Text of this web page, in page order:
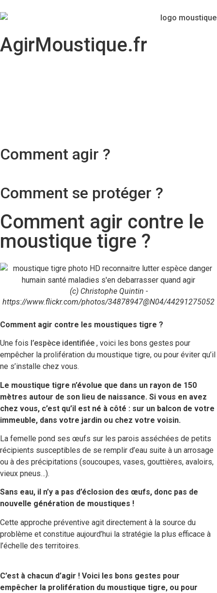
AgirMoustique.fr
Comment agir ?
Comment se protéger ?
Comment agir contre le
moustique tigre ?
(c) Christophe Quintin -
https://www.flickr.com/photos/34878947@N04/44291275052
Comment agir contre les moustiques tigre ?
Une fois l’espèce identifiée , voici les bons gestes pour
empêcher la prolifération du moustique tigre, ou pour éviter qu’il
ne s’installe chez vous.
Le moustique tigre n’évolue que dans un rayon de 150
mètres autour de son lieu de naissance. Si vous en avez
chez vous, c’est qu’il est né à côté : sur un balcon de votre
immeuble, dans votre jardin ou chez votre voisin.
La femelle pond ses œufs sur les parois asséchées de petits
récipients susceptibles de se remplir d’eau suite à un arrosage
ou à des précipitations (soucoupes, vases, gouttières, avaloirs,
vieux pneus…).
Sans eau, il n’y a pas d’éclosion des œufs, donc pas de
nouvelle génération de moustiques !
Cette approche préventive agit directement à la source du
problème et constitue aujourd’hui la stratégie la plus efficace à
l’échelle des territoires.
C’est à chacun d’agir ! Voici les bons gestes pour
empêcher la prolifération du moustique tigre, ou pour